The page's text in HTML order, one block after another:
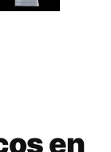
en